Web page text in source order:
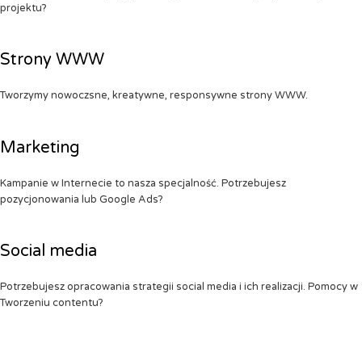
projektu?
Strony WWW
Tworzymy nowoczsne, kreatywne, responsywne strony WWW.
Marketing
Kampanie w Internecie to nasza specjalność. Potrzebujesz
pozycjonowania lub Google Ads?
Social media
Potrzebujesz opracowania strategii social media i ich realizacji. Pomocy w
Tworzeniu contentu?